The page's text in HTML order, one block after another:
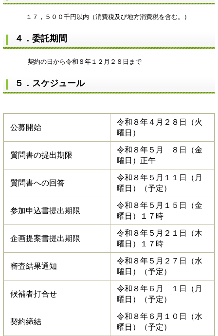
１７，５００千円以内（消費税及び地方消費税を含む。）
４．委託期間
契約の日から令和８年１２月２８日まで
５．スケジュール
公募開始
令和８年４月２８日（火
曜日）
質問書の提出期限
令和８年５月 ８日（金
曜日）正午
質問書への回答
令和８年５月１１日（月
曜日）（予定）
参加申込書提出期限
令和８年５月１５日（金
曜日）１７時
企画提案書提出期限
令和８年５月２１日（木
曜日）１７時
審査結果通知
令和８年５月２７日（水
曜日）（予定）
候補者打合せ
令和８年６月 １日（月
曜日）（予定）
契約締結
令和８年６月１０日（水
曜日）（予定）